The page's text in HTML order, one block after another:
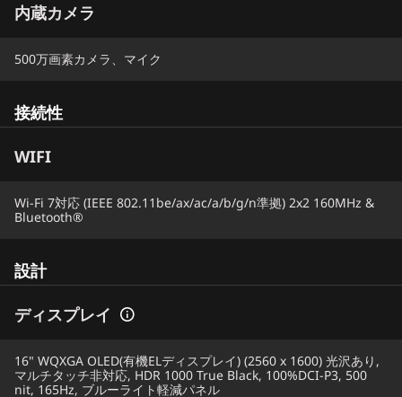
内蔵カメラ
500万画素カメラ、マイク
接続性
WIFI
Wi-Fi 7対応 (IEEE 802.11be/ax/ac/a/b/g/n準拠) 2x2 160MHz &
Bluetooth®
設計
ディスプレイ
16" WQXGA OLED(有機ELディスプレイ) (2560 x 1600) 光沢あり,
マルチタッチ非対応, HDR 1000 True Black, 100%DCI-P3, 500
nit, 165Hz, ブルーライト軽減パネル